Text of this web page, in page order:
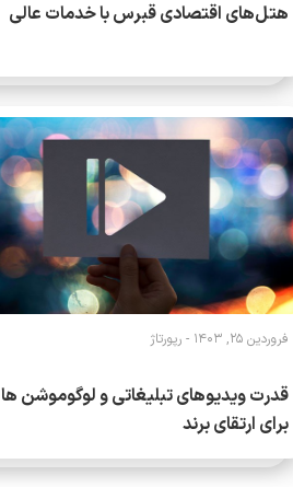
هتل‌های اقتصادی قبرس با خدمات عالی
فروردین 25, 1403 - رپورتاژ
قدرت ویدیوهای تبلیغاتی و لوگوموشن ها
برای ارتقای برند